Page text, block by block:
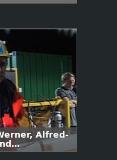
Alfred-